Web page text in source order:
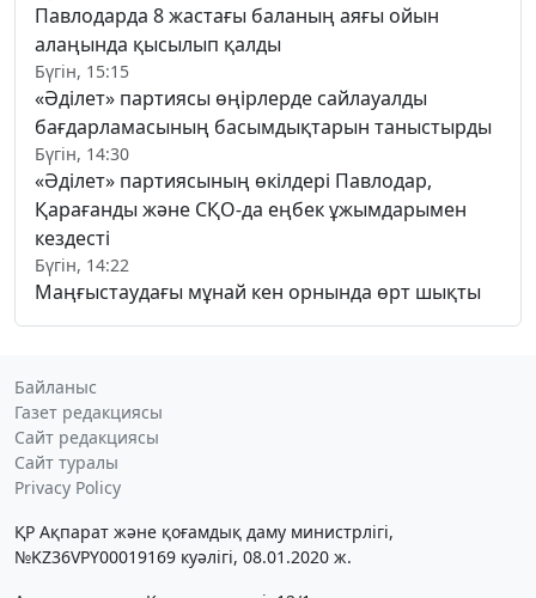
Павлодарда 8 жастағы баланың аяғы ойын
алаңында қысылып қалды
Бүгін, 15:15
«Әділет» партиясы өңірлерде сайлауалды
бағдарламасының басымдықтарын таныстырды
Бүгін, 14:30
«Әділет» партиясының өкілдері Павлодар,
Қарағанды және СҚО-да еңбек ұжымдарымен
кездесті
Бүгін, 14:22
Маңғыстаудағы мұнай кен орнында өрт шықты
Байланыс
Газет редакциясы
Сайт редакциясы
Сайт туралы
Privacy Policy
ҚР Ақпарат және қоғамдық даму министрлігі,
№KZ36VPY00019169 куәлігі, 08.01.2020 ж.